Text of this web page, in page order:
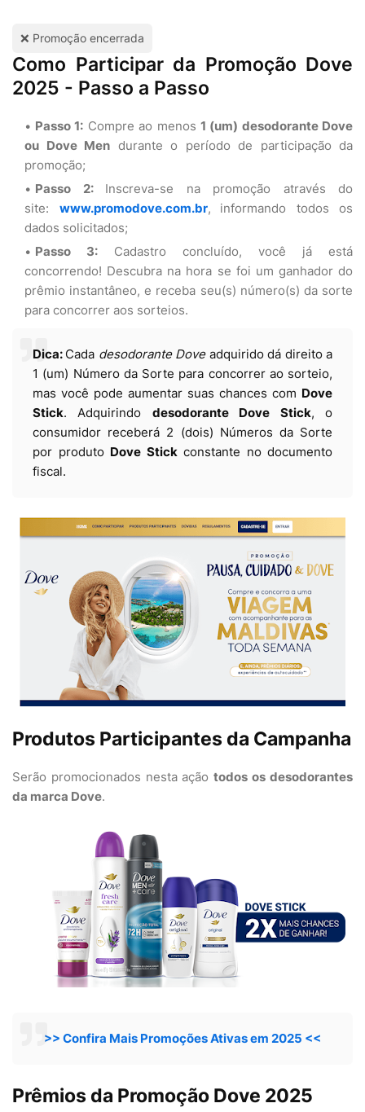
❌ Promoção encerrada
Como Participar da Promoção Dove
2025 - Passo a Passo
Passo 1: Compre ao menos 1 (um) desodorante Dove
ou Dove Men durante o período de participação da
promoção;
Passo 2: Inscreva-se na promoção através do
site: www.promodove.com.br,
informando todos os
dados solicitados;
Passo 3: Cadastro concluído, você já está
concorrendo! Descubra na hora se foi um ganhador do
prêmio instantâneo, e receba seu(s) número(s) da sorte
para concorrer aos sorteios.
Dica: Cada desodorante Doveadquirido dá direito a
1 (um) Número da Sorte para concorrer ao sorteio,
mas você pode aumentar suas chances com Dove
Stick. Adquirindo desodorante Dove Stick, o
consumidor receberá 2 (dois) Números da Sorte
por produto Dove Stickconstante no documento
fiscal.
Produtos Participantes da Campanha
Serão promocionados nesta açãotodos os desodorantes
da marca Dove.
>> Confira Mais Promoções Ativas em 2025 <<
Prêmios da Promoção Dove 2025